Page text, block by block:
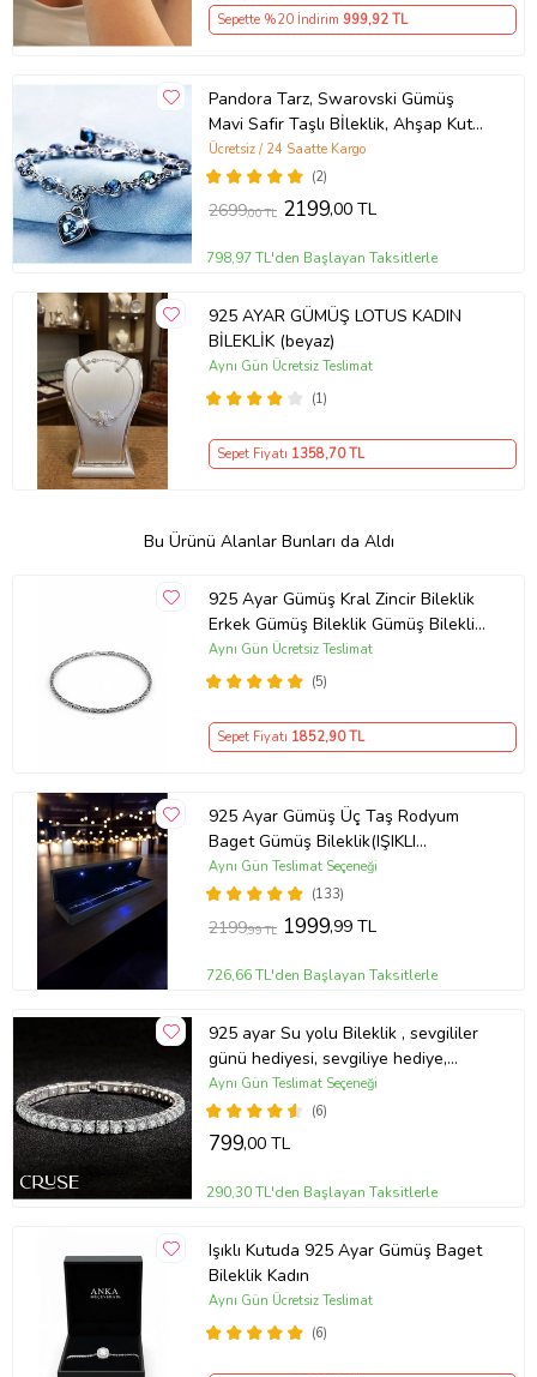
Sepette %20 İndirim 999,92 TL
Pandora Tarz, Swarovski Gümüş
Mavi Safir Taşlı Bİleklik, Ahşap Kutu
içerisinde
(2)
Ücretsiz / 24 Saatte Kargo
2699,00 TL 2199,00 TL
798,97 TL'den Başlayan Taksitlerle
925 AYAR GÜMÜŞ LOTUS KADIN
BİLEKLİK (beyaz)
(1)
Aynı Gün Ücretsiz Teslimat
Sepet Fiyatı 1358,70 TL
Bu Ürünü Alanlar Bunları da Aldı
925 Ayar Gümüş Kral Zincir Bileklik
Erkek Gümüş Bileklik Gümüş Bileklik
(Çok Renkli)
(5)
Aynı Gün Ücretsiz Teslimat
Sepet Fiyatı 1852,90 TL
925 Ayar Gümüş Üç Taş Rodyum
Baget Gümüş Bileklik(IŞIKLI
KUTULU)
(133)
Aynı Gün Teslimat Seçeneği
2199,99 TL 1999,99 TL
726,66 TL'den Başlayan Taksitlerle
925 ayar Su yolu Bileklik , sevgililer
günü hediyesi, sevgiliye hediye,
doğum günü hediyesi, yeni iş
hediyesi, geçmiş olsun hediyesi, altın
kolye, kız arkadaş hediyesi, hediye
altın kolye
(6)
Aynı Gün Teslimat Seçeneği
799,00 TL
290,30 TL'den Başlayan Taksitlerle
Işıklı Kutuda 925 Ayar Gümüş Baget
Bileklik Kadın
(6)
Aynı Gün Ücretsiz Teslimat